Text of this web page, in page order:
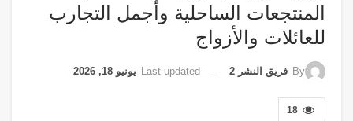
المنتجعات الساحلية وأجمل التجارب
للعائلات والأزواج
By فريق النشر 2 Last updated يونيو 18, 2026
18